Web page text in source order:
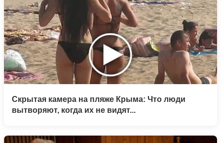
Скрытая камера на пляже Крыма: Что люди
вытворяют, когда их не видят...